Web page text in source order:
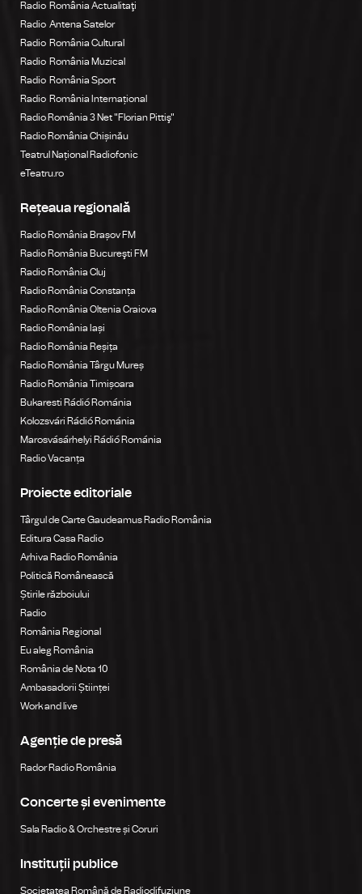
Radio România Actualitaţi
Radio Antena Satelor
Radio România Cultural
Radio România Muzical
Radio România Sport
Radio România Internațional
Radio România 3 Net "Florian Pittiş"
Radio România Chișinău
Teatrul Național Radiofonic
eTeatru.ro
Rețeaua regională
Radio România Brașov FM
Radio România Bucureşti FM
Radio România Cluj
Radio România Constanța
Radio România Oltenia Craiova
Radio România Iași
Radio România Reșița
Radio România Târgu Mureș
Radio România Timișoara
Bukaresti Rádió Románia
Kolozsvári Rádió Románia
Marosvásárhelyi Rádió Románia
Radio Vacanța
Proiecte editoriale
Târgul de Carte Gaudeamus Radio România
Editura Casa Radio
Arhiva Radio România
Politică Românească
Știrile războiului
Radio
România Regional
Eu aleg România
România de Nota 10
Ambasadorii Științei
Work and live
Agenție de presă
Rador Radio România
Concerte și evenimente
Sala Radio & Orchestre și Coruri
Instituții publice
Societatea Română de Radiodifuziune